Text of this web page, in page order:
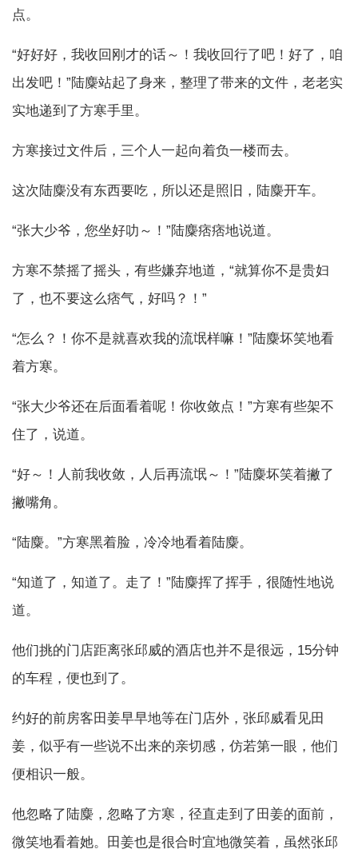
点。
“好好好，我收回刚才的话～！我收回行了吧！好了，咱
出发吧！”陆麋站起了身来，整理了带来的文件，老老实
实地递到了方寒手里。
方寒接过文件后，三个人一起向着负一楼而去。
这次陆麋没有东西要吃，所以还是照旧，陆麋开车。
“张大少爷，您坐好叻～！”陆麋痞痞地说道。
方寒不禁摇了摇头，有些嫌弃地道，“就算你不是贵妇
了，也不要这么痞气，好吗？！”
“怎么？！你不是就喜欢我的流氓样嘛！”陆麋坏笑地看
着方寒。
“张大少爷还在后面看着呢！你收敛点！”方寒有些架不
住了，说道。
“好～！人前我收敛，人后再流氓～！”陆麋坏笑着撇了
撇嘴角。
“陆麋。”方寒黑着脸，冷冷地看着陆麋。
“知道了，知道了。走了！”陆麋挥了挥手，很随性地说
道。
他们挑的门店距离张邱威的酒店也并不是很远，15分钟
的车程，便也到了。
约好的前房客田姜早早地等在门店外，张邱威看见田
姜，似乎有一些说不出来的亲切感，仿若第一眼，他们
便相识一般。
他忽略了陆麋，忽略了方寒，径直走到了田姜的面前，
微笑地看着她。田姜也是很合时宜地微笑着，虽然张邱